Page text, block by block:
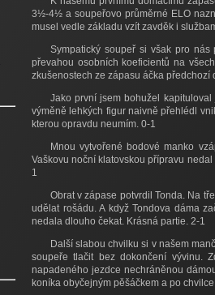
3½-4½ a soupeřovo průměrné ELO
musel vedle základu vzít zavděk i
Sympatický soupeř si však pro
převahou osobních koeficientů na
zkušenostech ze zápasu áčka
Jako první jsem bohužel
výměně lehkých figur naivně přehlédl
kterou opravdu neumím. 0-1
Mnou vytvořené bodové manko
Vaškovu noční klatovskou přípravu
1
Obrat v zápase potvrdil Tonda. Na
udělat rošádu. A když Tondova dáma
nedala dlouho čekat. Krásná partie. 2-1
Další slabou chvilku si v našem
soupeře tlačit bez dokončení vývinu.
napadeného jezdce nechráněnou
koníka obyčejným pěšáčkem a po